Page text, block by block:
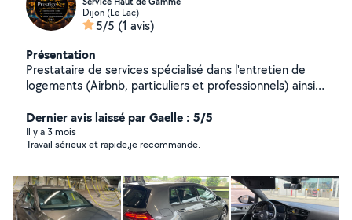
Dijon (Le Lac)
5/5 (1 avis)
Présentation
Prestataire de services spécialisé dans l'entretien de
logements (Airbnb, particuliers et professionnels) ainsi
mise en location de biens en longue durée. Je propose
un service sérieux, soigné et constant, pour une
tranquillité totale adapté aux besoins des propriétaires
les ménages fait toute la différence, je ne vise pas la
qualité, je la garantis. Disponible sur Dijon et ses
alentours.
Dernier avis laissé par Gaelle : 5/5
Il y a 3 mois
Travail sérieux et rapide,je recommande.